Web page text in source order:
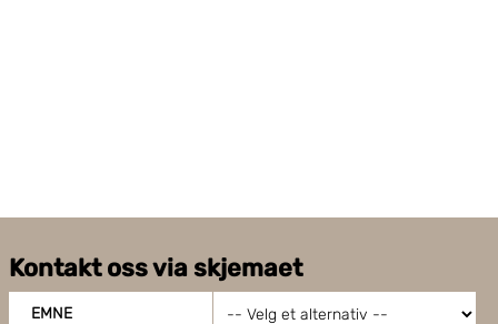
Kontakt oss via skjemaet
EMNE